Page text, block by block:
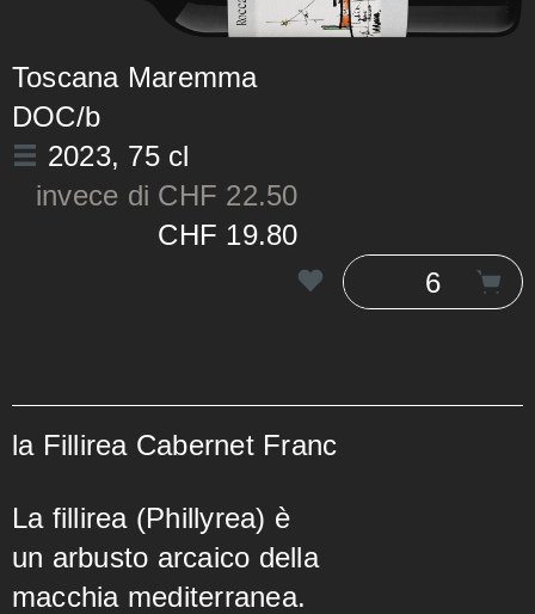
Toscana Maremma
DOC/b
2023, 75 cl
invece di CHF 22.50
CHF 19.80
la Fillirea Cabernet Franc
La fillirea (Phillyrea) è
un arbusto arcaico della
macchia mediterranea.